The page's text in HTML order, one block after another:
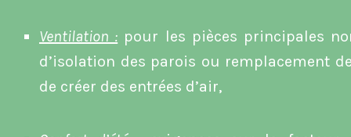
Ventilation : pour les pièces principales
d’isolation des parois ou remplacement
de créer des entrées d’air,